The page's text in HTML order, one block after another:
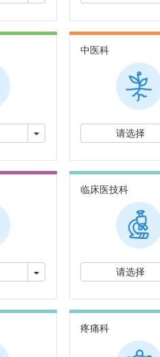
切换下拉菜单
中医科
请选择
切换下拉菜单
临床医技科
请选择
疼痛科